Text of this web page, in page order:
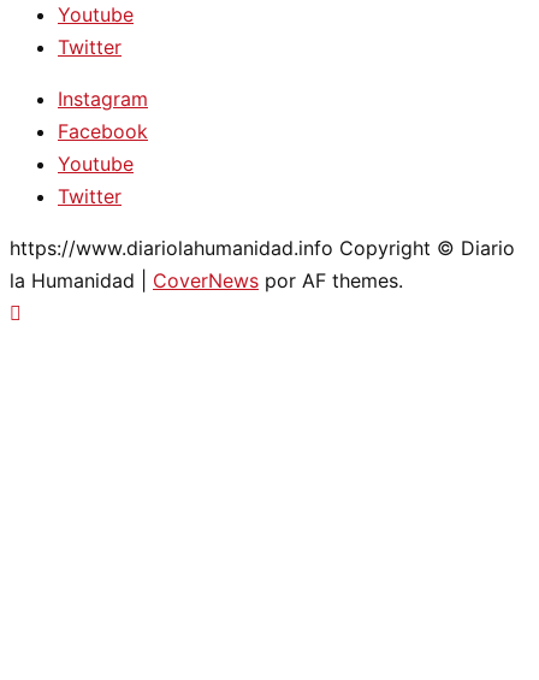
Youtube
Twitter
Instagram
Facebook
Youtube
Twitter
https://www.diariolahumanidad.info Copyright © Diario
la Humanidad
CoverNews por AF themes.